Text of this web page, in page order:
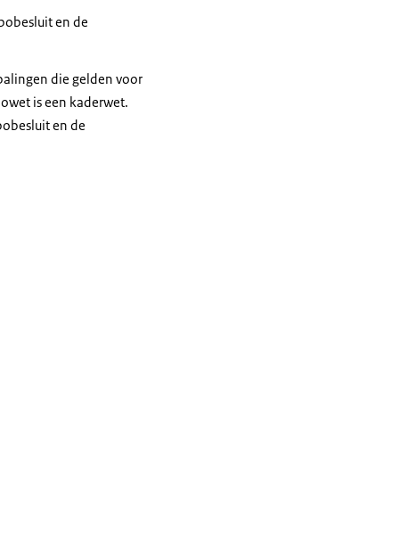
en de
die gelden voor
is een kaderwet.
en de